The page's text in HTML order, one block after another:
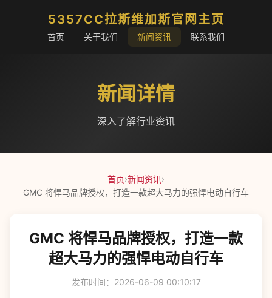
5357CC拉斯维加斯官网主页
首页 关于我们 新闻资讯 联系我们
新闻详情
深入了解行业资讯
首页›新闻资讯›
GMC 将悍马品牌授权，打造一款超大马力的强悍电动自行车
GMC 将悍马品牌授权，打造一款
超大马力的强悍电动自行车
发布时间：2026-06-09 00:10:17